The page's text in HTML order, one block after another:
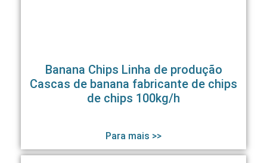
Banana Chips Linha de produção
Cascas de banana fabricante de chips
de chips 100kg/h
Para mais >>